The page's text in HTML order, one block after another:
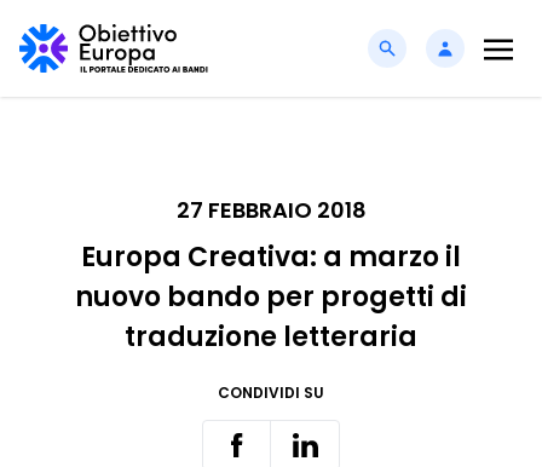
27 FEBBRAIO 2018
Europa Creativa: a marzo il
nuovo bando per progetti di
traduzione letteraria
CONDIVIDI SU